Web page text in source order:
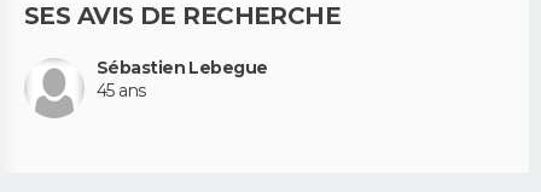
SES AVIS DE RECHERCHE
Sébastien Lebegue
45 ans